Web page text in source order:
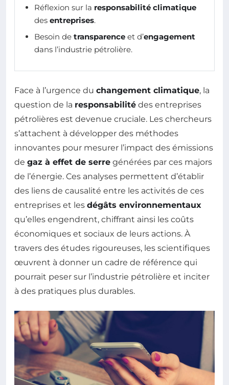
Réflexion sur la responsabilité climatique
des entreprises.
Besoin de transparence et d’engagement
dans l’industrie pétrolière.
Face à l’urgence du changement climatique, la
question de la responsabilité des entreprises
pétrolières est devenue cruciale. Les chercheurs
s’attachent à développer des méthodes
innovantes pour mesurer l’impact des émissions
de gaz à effet de serre générées par ces majors
de l’énergie. Ces analyses permettent d’établir
des liens de causalité entre les activités de ces
entreprises et les dégâts environnementaux
qu’elles engendrent, chiffrant ainsi les coûts
économiques et sociaux de leurs actions. À
travers des études rigoureuses, les scientifiques
œuvrent à donner un cadre de référence qui
pourrait peser sur l’industrie pétrolière et inciter
à des pratiques plus durables.